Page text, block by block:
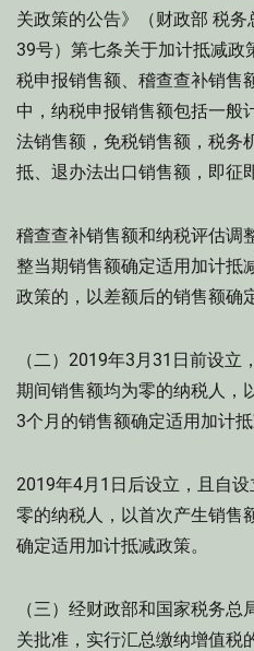
关政策的公告》（财政部 税
39号）第七条关于加计抵减政
税申报销售额、稽查查补销售
中，纳税申报销售额包括一般
法销售额，免税销售额，税务
抵、退办法出口销售额，即征
稽查查补销售额和纳税评估调
整当期销售额确定适用加计抵
政策的，以差额后的销售额确
（二）2019年3月31日前设
期间销售额均为零的纳税人，
3个月的销售额确定适用加计抵
2019年4月1日后设立，且自
零的纳税人，以首次产生销售
确定适用加计抵减政策。
（三）经财政部和国家税务
关批准，实行汇总缴纳增值税